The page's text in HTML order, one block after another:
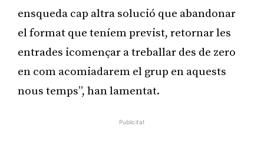
ensqueda cap altra solució que abandonar
el format que teníem previst, retornar les
entrades icomençar a treballar des de zero
en com acomiadarem el grup en aquests
nous temps”, han lamentat.
Publicitat